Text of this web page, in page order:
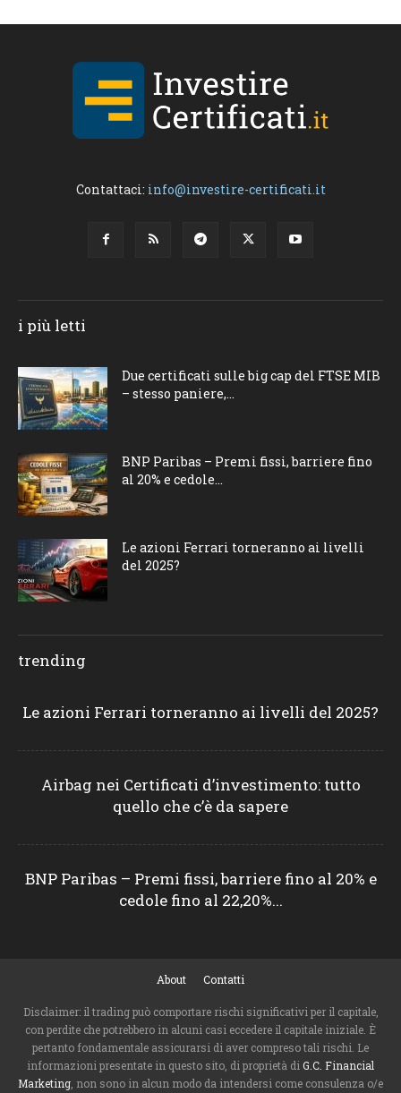
Contattaci: info@investire-certificati.it
i più letti
Due certificati sulle big cap del FTSE MIB
– stesso paniere,...
BNP Paribas – Premi fissi, barriere fino
al 20% e cedole...
Le azioni Ferrari torneranno ai livelli
del 2025?
trending
Le azioni Ferrari torneranno ai livelli del 2025?
Airbag nei Certificati d’investimento: tutto
quello che c’è da sapere
BNP Paribas – Premi fissi, barriere fino al 20% e
cedole fino al 22,20%...
About Contatti
Disclaimer: il trading può comportare rischi significativi per il capitale,
con perdite che potrebbero in alcuni casi eccedere il capitale iniziale. È
pertanto fondamentale assicurarsi di aver compreso tali rischi. Le
informazioni presentate in questo sito, di proprietà diG.C. Financial
Marketing, non sono in alcun modo da intendersi come consulenza o/e